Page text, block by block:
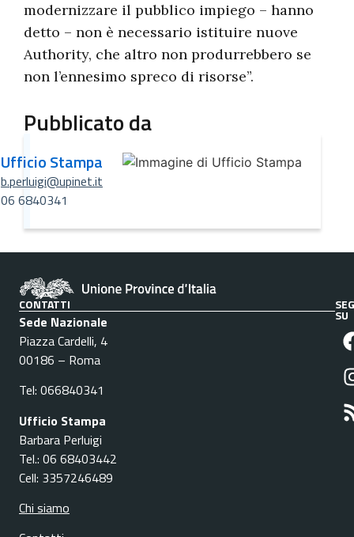
modernizzare il pubblico impiego – hanno
detto – non è necessario istituire nuove
Authority, che altro non produrrebbero se
non l’ennesimo spreco di risorse”.
Pubblicato da
Ufficio Stampa
b.perluigi@upinet.it
06 6840341
CONTATTI
Sede Nazionale
Piazza Cardelli, 4
00186 – Roma
Tel: 066840341
Ufficio Stampa
Barbara Perluigi
Tel.: 06 68403442
Cell: 3357246489
Chi siamo
SU